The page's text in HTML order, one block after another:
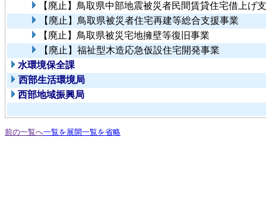
【廃止】鳥取県中部地震被災者民間賃貸住宅借上げ
【廃止】鳥取県被災者住宅再建等総合支援事業
【廃止】鳥取県被災宅地擁壁等復旧事業
【廃止】福祉型木造応急仮設住宅開発事業
水環境保全課
西部生活環境局
西部地域振興局
前の一覧へ一覧を展開一覧を省略